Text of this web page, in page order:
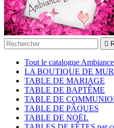

Tout le catalogue
LA BOUTIQUE DE
TABLE DE MARIAGE
TABLE DE BAPTÊME
TABLE DE
TABLE DE PÂQUES
TABLE DE NOËL